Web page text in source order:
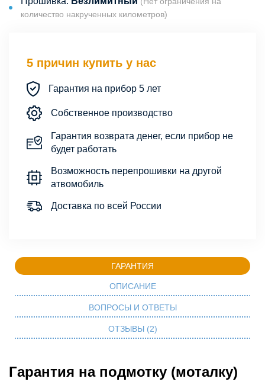
количество накрученных километров)
5 причин купить у нас
Гарантия на прибор 5 лет
Собственное производство
Гарантия возврата денег, если прибор не
будет работать
Возможность перепрошивки на другой
атвомобиль
Доставка по всей России
ГАРАНТИЯ
ОПИСАНИЕ
ВОПРОСЫ И ОТВЕТЫ
ОТЗЫВЫ (2)
Гарантия на подмотку (моталку)